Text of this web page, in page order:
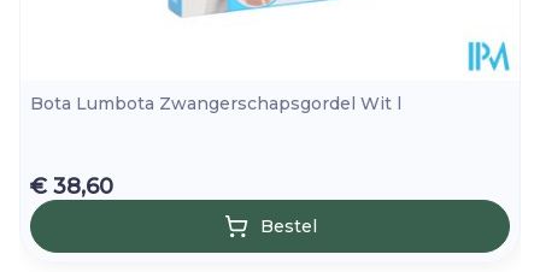
Bota Lumbota Zwangerschapsgordel Wit l
€ 38,60
Bestel